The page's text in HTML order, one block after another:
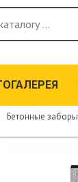
Бетонные заборы